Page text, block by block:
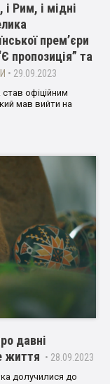
Рим, і мідні
премʼєри
пропозиція” та
• 29.09.2023
став офіційним
мав вийти на
давні
життя • 28.09.2023
долучилися до